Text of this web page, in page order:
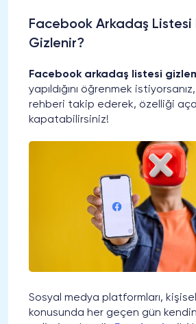
Facebook Arkadaş Listesi
Gizlenir?
Facebook arkadaş listesi
yapıldığını öğrenmek
rehberi takip ederek, özelliği
kapatabilirsiniz!
Sosyal medya platformları,
konusunda her geçen gün